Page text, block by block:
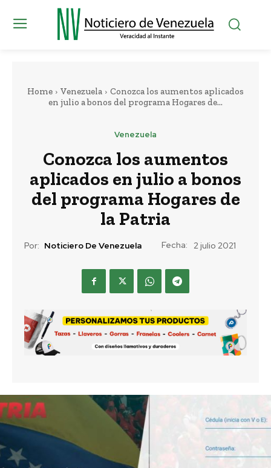
Home Venezuela
Conozca los aumentos aplicados
en julio a bonos del programa Hogares de...
Venezuela
Conozca los aumentos
aplicados en julio a bonos
del programa Hogares de
la Patria
Por: Noticiero De Venezuela Fecha: 2 julio 2021